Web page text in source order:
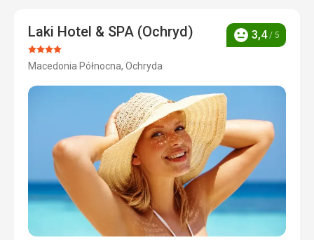
Laki Hotel & SPA (Ochryd)
Ocena:
4/5
Macedonia Północna, Ochryda
Ocena
3,4/ 5